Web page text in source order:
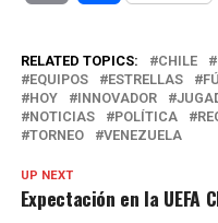
RELATED TOPICS: CHILE
EQUIPOS
ESTRELLAS
HOY
INNOVADOR
NOTICIAS
POLÍTICA
TORNEO
VENEZUELA
UP NEXT
Expectación en la UEFA